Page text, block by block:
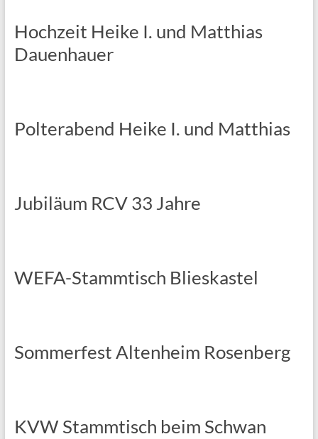
Hochzeit Heike I. und Matthias
Dauenhauer
Polterabend Heike I. und Matthias
Jubiläum RCV 33 Jahre
WEFA-Stammtisch Blieskastel
Sommerfest Altenheim Rosenberg
KVW Stammtisch beim Schwan